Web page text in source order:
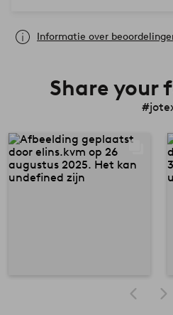
Informatie over
Share your